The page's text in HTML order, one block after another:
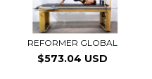
REFORMER GLOBAL
$573.04 USD